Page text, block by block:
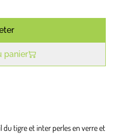
panier
du tigre et inter perles en verre et